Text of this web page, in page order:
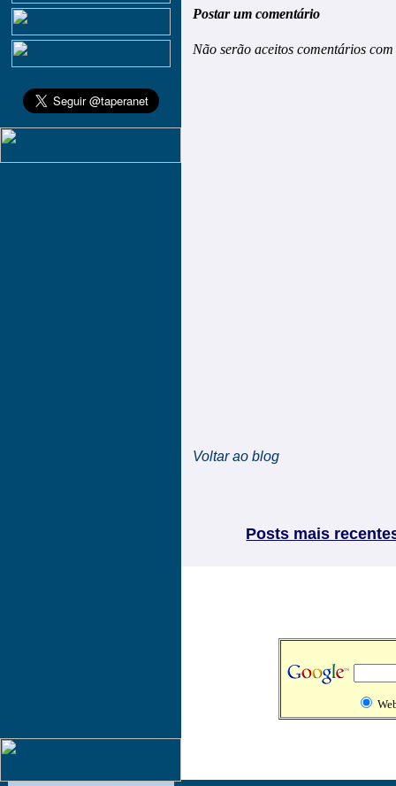
Postar um comentário
Não serão aceitos comentários
Voltar ao blog
Posts mais